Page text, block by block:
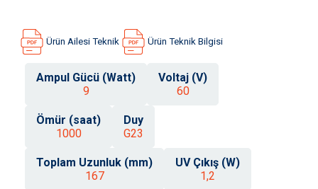
Ürün Ailesi Teknik Ürün Teknik Bilgisi
Ampul Gücü (Watt)
9
Voltaj (V)
60
Ömür (saat)
1000
Duy
G23
Toplam Uzunluk (mm)
167
UV Çıkış (W)
1,2